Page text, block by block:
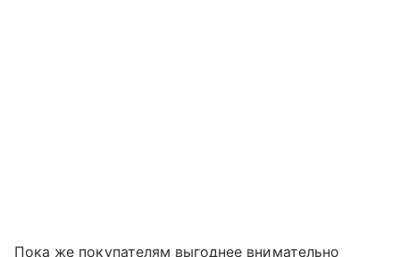
Пока же покупателям выгоднее внимательно